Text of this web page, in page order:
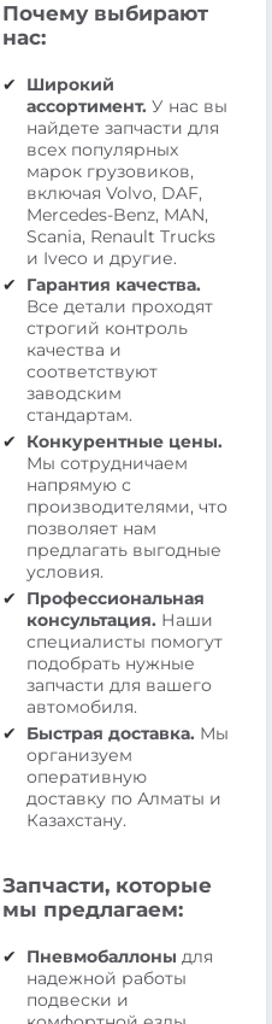
Почему выбирают
нас:
Широкий
ассортимент. У нас вы
найдете запчасти для
всех популярных
марок грузовиков,
включая Volvo, DAF,
Mercedes-Benz, MAN,
Scania, Renault Trucks
и Iveco и другие.
Гарантия качества.
Все детали проходят
строгий контроль
качества и
соответствуют
заводским
стандартам.
Конкурентные цены.
Мы сотрудничаем
напрямую с
производителями, что
позволяет нам
предлагать выгодные
условия.
Профессиональная
консультация. Наши
специалисты помогут
подобрать нужные
запчасти для вашего
автомобиля.
Быстрая доставка. Мы
организуем
оперативную
доставку по Алматы и
Казахстану.
Запчасти, которые
мы предлагаем:
Пневмобаллоны для
надежной работы
подвески и